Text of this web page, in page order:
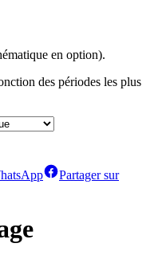
en option).
des périodes les plus
Partager sur